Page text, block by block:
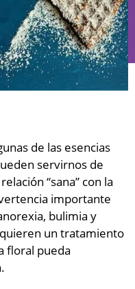
de las esencias
servirnos de
“sana” con la
importante
bulimia y
un tratamiento
floral pueda